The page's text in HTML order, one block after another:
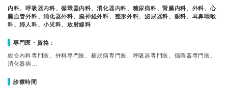
内科、呼吸器内科、循環器内科、消化器内科、糖尿病科、腎臓内科、外科、心
臓血管外科、消化器外科、脳神経外科、整形外科、泌尿器科、眼科、耳鼻咽喉
科、婦人科、小児科、放射線科
専門医・資格：
総合内科専門医、外科専門医、糖尿病専門医、呼吸器専門医、循環器専門医、
消化器病…
診療時間